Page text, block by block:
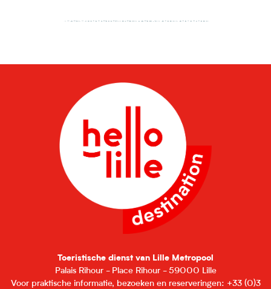
Ancienne malterie et ancienne brasserie Motte-Cordonnier
De Citadelle, het werk van Vauban
Toeristische dienst van Lille Metropool
Palais Rihour - Place Rihour - 59000 Lille
Voor praktische informatie, bezoeken en reserveringen: +33 (0)3